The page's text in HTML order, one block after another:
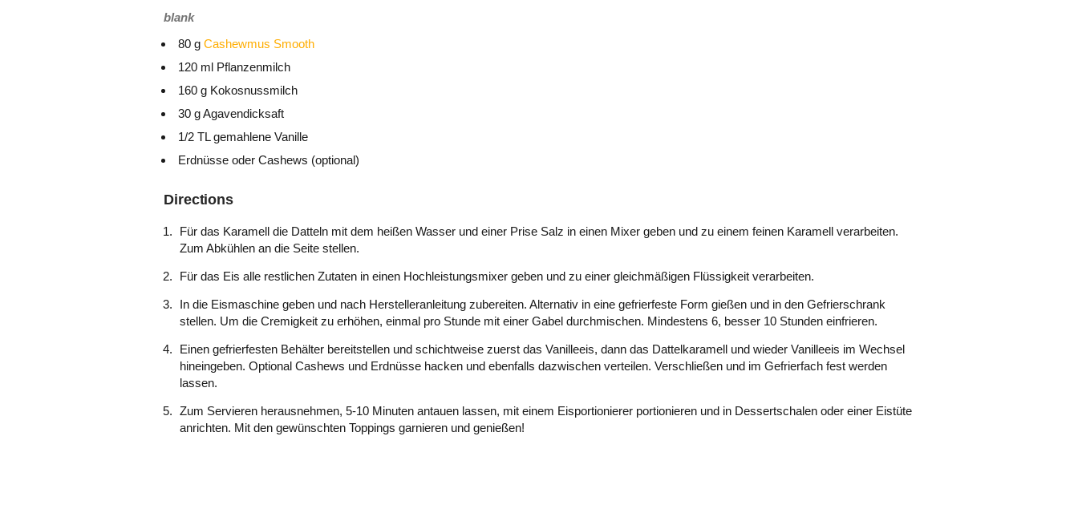
blank
80 g Cashewmus Smooth
120 ml Pflanzenmilch
160 g Kokosnussmilch
30 g Agavendicksaft
1/2 TL gemahlene Vanille
Erdnüsse oder Cashews (optional)
Directions
Für das Karamell die Datteln mit dem heißen Wasser und einer Prise Salz in einen Mixer geben und zu einem feinen Karamell verarbeiten.
Zum Abkühlen an die Seite stellen.
Für das Eis alle restlichen Zutaten in einen Hochleistungsmixer geben und zu einer gleichmäßigen Flüssigkeit verarbeiten.
In die Eismaschine geben und nach Herstelleranleitung zubereiten. Alternativ in eine gefrierfeste Form gießen und in den Gefrierschrank
stellen. Um die Cremigkeit zu erhöhen, einmal pro Stunde mit einer Gabel durchmischen. Mindestens 6, besser 10 Stunden einfrieren.
Einen gefrierfesten Behälter bereitstellen und schichtweise zuerst das Vanilleeis, dann das Dattelkaramell und wieder Vanilleeis im Wechsel
hineingeben. Optional Cashews und Erdnüsse hacken und ebenfalls dazwischen verteilen. Verschließen und im Gefrierfach fest werden
lassen.
Zum Servieren herausnehmen, 5-10 Minuten antauen lassen, mit einem Eisportionierer portionieren und in Dessertschalen oder einer Eistüte
anrichten. Mit den gewünschten Toppings garnieren und genießen!